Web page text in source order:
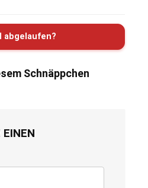
abgelaufen?
Schnäppchen